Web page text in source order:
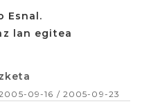
Esnal.
lan egitea
09-16 / 2005-09-23